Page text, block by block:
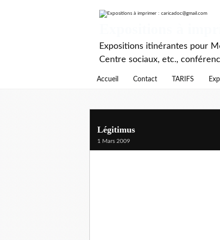
Expositions itinérantes pour
Centre sociaux, etc.,
Accueil Contact TARIFS
Légitimus
1 Mars 2009